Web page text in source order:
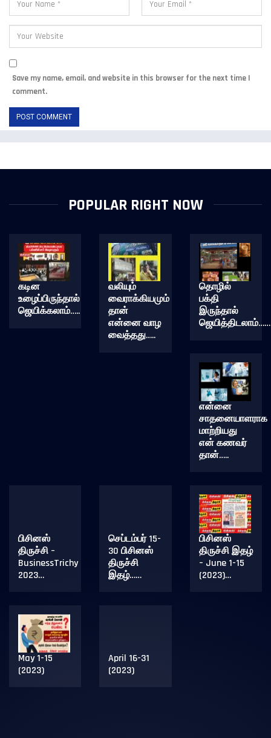
Save my name, email, and website in this browser for the next time I
comment.
POPULAR RIGHT NOW
கடின
உழைப்பிருந்தால்
ஜெயிக்கலாம்…..
வலியும்
வைராக்கியமும்
தான்
என்னை வாழ
வைத்தது…..
தொழில்
பக்தி
இருந்தால்
என்னை
சாதனையாளராக
மாற்றியது
என் கணவர்
தான்…..
பிசினஸ்
திருச்சி –
BusinessTrichy
2023…
செப்டம்பர் 15-
30 பிசினஸ்
திருச்சி
இதழ்……
பிசினஸ்
திருச்சி இதழ்
– June 1-15
(2023)…
May 1-15
(2023)
April 16-31
(2023)